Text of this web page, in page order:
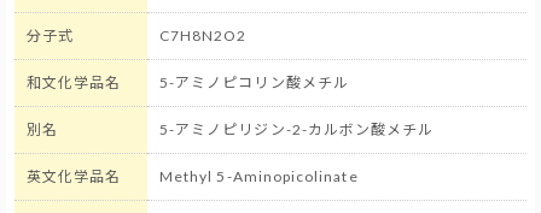
分子式 C7H8N2O2
和文化学品名 5-アミノピコリン酸メチル
別名 5-アミノピリジン-2-カルボン酸メチル
英文化学品名 Methyl 5-Aminopicolinate